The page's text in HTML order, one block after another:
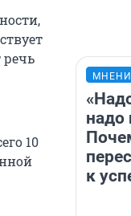
10
надо
к